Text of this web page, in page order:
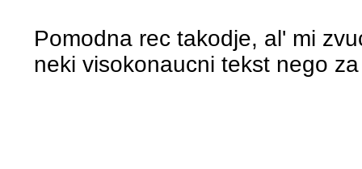
Pomodna rec takodje, al' mi
neki visokonaucni tekst nego